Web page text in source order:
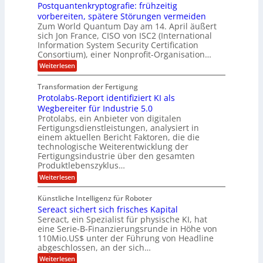
U
S
-
D
o
l
l
a
r
M
E
A
u
n
d
L
a
t
e
i
n
a
m
e
r
i
k
a
f
C
u
s
t
o
m
e
r
O
ff
c
e
e
t
K
o
m
p
e
t
e
n
z
n
t
r
u
m
f
ü
r
3
D
-
D
r
u
c
k
t
r
a
g
s
d
ä
m
p
e
f
ü
r
d
e
n
M
a
s
c
h
n
e
n
-
u
n
d
A
Postquantenkryptografie: frühzeitig
vorbereiten, spätere Störungen vermeiden
Zum World Quantum Day am 14. April äußert
sich Jon France, CISO von ISC2 (International
Information System Security Certification
Consortium), einer Nonprofit-Organisation…
Weiterlesen:
P
s
t
q
u
a
n
t
e
n
k
r
y
p
t
o
g
r
a
f
i
e
Transformation der Fertigung
Protolabs-Report identifiziert KI als
Wegbereiter für Industrie 5.0
Protolabs, ein Anbieter von digitalen
Fertigungsdienstleistungen, analysiert in
einem aktuellen Bericht Faktoren, die die
technologische Weiterentwicklung der
Fertigungsindustrie über den gesamten
Produktlebenszyklus…
Weiterlesen:
P
o
t
o
l
a
b
s
-
Künstliche Intelligenz für Roboter
Sereact sichert sich frisches Kapital
Sereact, ein Spezialist für physische KI, hat
eine Serie-B-Finanzierungsrunde in Höhe von
110Mio.US$ unter der Führung von Headline
abgeschlossen, an der sich…
Weiterlesen: